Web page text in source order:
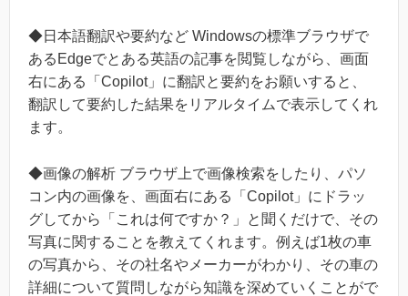
◆日本語翻訳や要約など Windowsの標準ブラウザで
あるEdgeでとある英語の記事を閲覧しながら、画面
右にある「Copilot」に翻訳と要約をお願いすると、
翻訳して要約した結果をリアルタイムで表示してくれ
ます。
◆画像の解析 ブラウザ上で画像検索をしたり、パソ
コン内の画像を、画面右にある「Copilot」にドラッ
グしてから「これは何ですか？」と聞くだけで、その
写真に関することを教えてくれます。例えば1枚の車
の写真から、その社名やメーカーがわかり、その車の
詳細について質問しながら知識を深めていくことがで